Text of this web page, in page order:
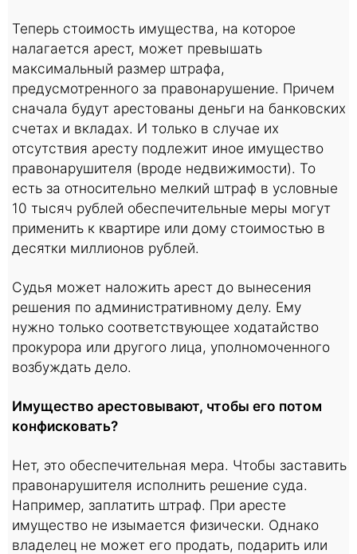
Теперь стоимость имущества, на которое
налагается арест, может превышать
максимальный размер штрафа,
предусмотренного за правонарушение. Причем
сначала будут арестованы деньги на банковских
счетах и вкладах. И только в случае их
отсутствия аресту подлежит иное имущество
правонарушителя (вроде недвижимости). То
есть за относительно мелкий штраф в условные
10 тысяч рублей обеспечительные меры могут
применить к квартире или дому стоимостью в
десятки миллионов рублей.
Судья может наложить арест до вынесения
решения по административному делу. Ему
нужно только соответствующее ходатайство
прокурора или другого лица, уполномоченного
возбуждать дело.
Имущество арестовывают, чтобы его потом
конфисковать?
Нет, это обеспечительная мера. Чтобы заставить
правонарушителя исполнить решение суда.
Например, заплатить штраф. При аресте
имущество не изымается физически. Однако
владелец не может его продать, подарить или